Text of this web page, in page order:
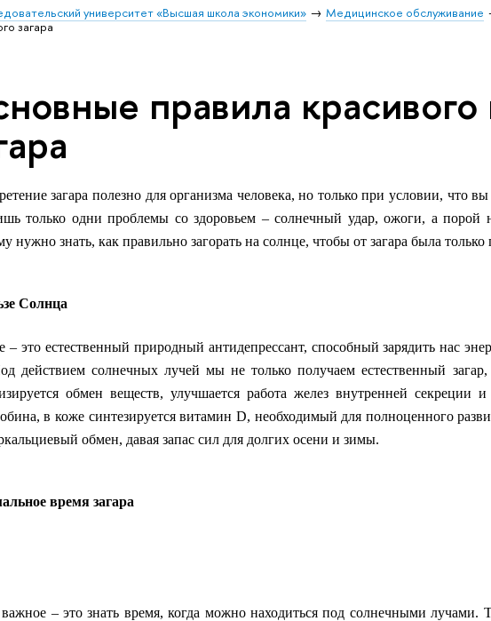
университет «Высшая школа экономики» Медицинское обслуживание
загара
правила красивого
загара полезно для организма человека, но только при условии, что
только одни проблемы со здоровьем – солнечный удар, ожоги, а порой
нужно знать, как правильно загорать на солнце, чтобы от загара была только
Солнца
– это естественный природный антидепрессант, способный зарядить нас
действием солнечных лучей мы не только получаем естественный
обмен веществ, улучшается работа желез внутренней секреции
в коже синтезируется витамин D, необходимый для полноценного
обмен, давая запас сил для долгих осени и зимы.
время загара
– это знать время, когда можно находиться под солнечными лучами.